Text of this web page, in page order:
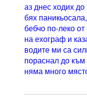
аз днес ходих
бях
бебчо по-леко
на ехограф и
водите ми са
пораснал до
няма много